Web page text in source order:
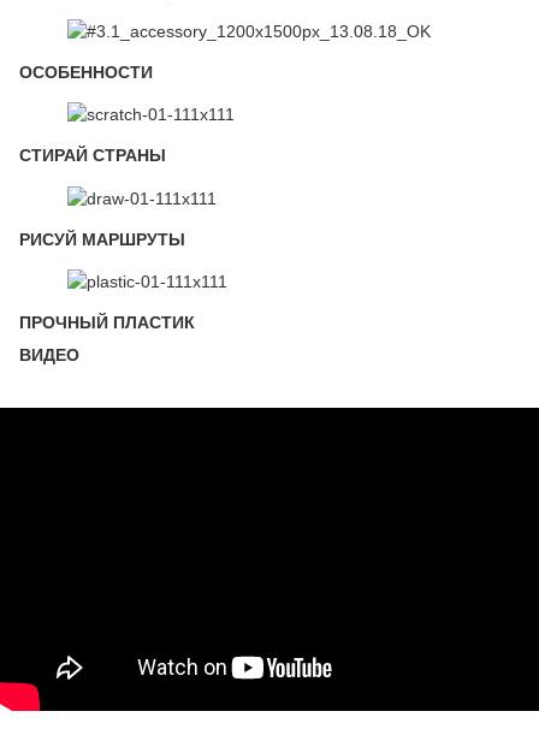
ОСОБЕННОСТИ
СТИРАЙ СТРАНЫ
РИСУЙ МАРШРУТЫ
ПРОЧНЫЙ ПЛАСТИК
ВИДЕО